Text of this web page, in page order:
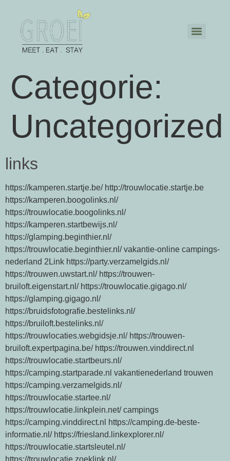
Categorie:
Uncategorized
links
https://kamperen.startje.be/ http://trouwlocatie.startje.be
https://kamperen.boogolinks.nl/
https://trouwlocatie.boogolinks.nl/
https://kamperen.startbewijs.nl/
https://glamping.beginthier.nl/
https://trouwlocatie.beginthier.nl/ vakantie-online campings-
nederland 2Link https://party.verzamelgids.nl/
https://trouwen.uwstart.nl/ https://trouwen-
bruiloft.eigenstart.nl/ https://trouwlocatie.gigago.nl/
https://glamping.gigago.nl/
https://bruidsfotografie.bestelinks.nl/
https://bruiloft.bestelinks.nl/
https://trouwlocaties.webgidsje.nl/ https://trouwen-
bruiloft.expertpagina.be/ https://trouwen.vinddirect.nl
https://trouwlocatie.startbeurs.nl/
https://camping.startparade.nl vakantienederland trouwen
https://camping.verzamelgids.nl/
https://trouwlocatie.startee.nl/
https://trouwlocatie.linkplein.net/ campings
https://camping.vinddirect.nl https://camping.de-beste-
informatie.nl/ https://friesland.linkexplorer.nl/
https://trouwlocatie.startsleutel.nl/
https://trouwlocatie.zoeklink.nl/